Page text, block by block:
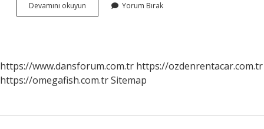
Devamını okuyun
Hisse
Yorum Bırak
https://www.dansforum.com.tr https://ozdenrentacar.com.tr
https://omegafish.com.trSitemap